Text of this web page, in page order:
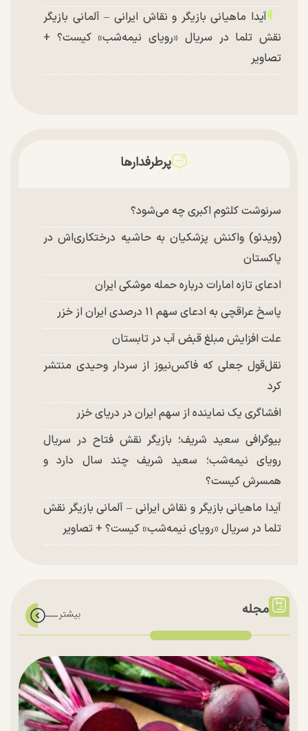
آیدا ماهیانی بازیگر و نقاش ایرانی – آلمانی بازیگر
نقش تلما در سریال «رویای نیمه‌شب» کیست؟ +
تصاویر
پرطرفدارها
سرنوشت کلثوم اکبری چه می‌شود؟
(ویدئو) واکنش پزشکیان به حاشیه درختکاری‌اش در
پاکستان
ادعای تازه امارات درباره حمله موشکی ایران
پاسخ عراقچی به ادعای سهم ۱۱ درصدی ایران از خزر
علت افزایش مبلغ قبض آب در تابستان
نقل‌قول جعلی که فاکس‌نیوز از سردار وحیدی منتشر
کرد
افشاگری یک نماینده از سهم ایران در دریای خزر
بیوگرافی سعید شریف؛ بازیگر نقش فتاح در سریال
رویای نیمه‌شب؛ سعید شریف چند سال دارد و
همسرش کیست؟
آیدا ماهیانی بازیگر و نقاش ایرانی – آلمانی بازیگر نقش
تلما در سریال «رویای نیمه‌شب» کیست؟ + تصاویر
مجله